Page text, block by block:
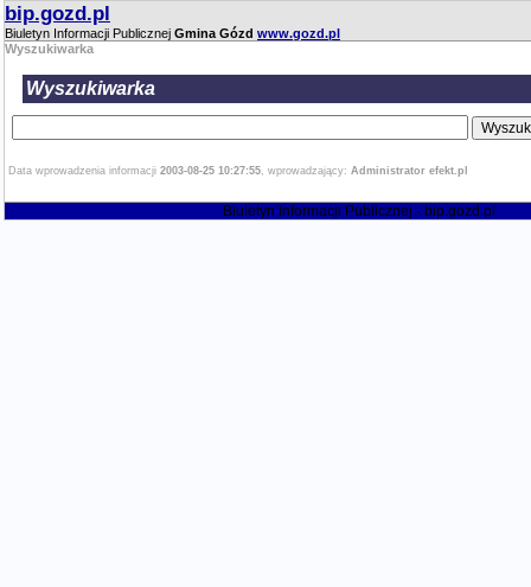
bip.gozd.pl
Biuletyn Informacji Publicznej Gmina Gózd www.gozd.pl
Wyszukiwarka
Wyszukiwarka
Data wprowadzenia informacji 2003-08-25 10:27:55, wprowadzający: Administrator efekt.pl
Biuletyn Informacji Publicznej - bip.gozd.pl